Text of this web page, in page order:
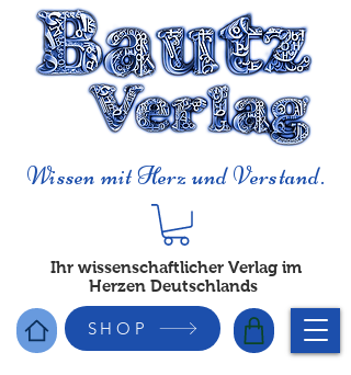
Wissen mit Herz und Verstand.
Ihr wissenschaftlicher Verlag im
Herzen Deutschlands
SHOP